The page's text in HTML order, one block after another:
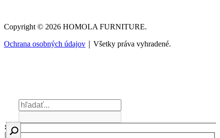
Copyright © 2026 HOMOLA FURNITURE.
Ochrana osobných údajov ｜Všetky práva vyhradené.